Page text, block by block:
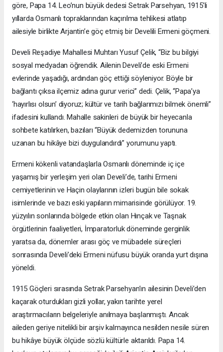
göre, Papa 14. Leo’nun büyük dedesi Setrak Parsehyan, 1915’li
yıllarda Osmanlı topraklarından kaçırılma tehlikesi atlatıp
ailesiyle birlikte Arjantin’e göç etmiş bir Develili Ermeni göçmeni.
Develi Reşadiye Mahallesi Muhtarı Yusuf Çelik, “Biz bu bilgiyi
sosyal medyadan öğrendik. Ailenin Develi’de eski Ermeni
evlerinde yaşadığı, ardından göç ettiği söyleniyor. Böyle bir
bağlantı çıksa ilçemiz adına gurur verici” dedi. Çelik, “Papa’ya
‘hayırlısı olsun’ diyoruz; kültür ve tarih bağlarımızı bilmek önemli”
ifadesini kullandı. Mahalle sakinleri de büyük bir heyecanla
sohbete katılırken, bazıları “Büyük dedemizden torununa
uzanan bu hikâye bizi duygulandırdı” yorumunu yaptı.
Ermeni kökenli vatandaşlarla Osmanlı döneminde iç içe
yaşamış bir yerleşim yeri olan Develi’de, tarihi Ermeni
cemiyetlerinin ve Haçin olaylarının izleri bugün bile sokak
isimlerinde ve bazı eski yapıların mimarisinde görülüyor. 19.
yüzyılın sonlarında bölgede etkin olan Hınçak ve Taşnak
örgütlerinin faaliyetleri, İmparatorluk döneminde gerginlik
yaratsa da, dönemler arası göç ve mübadele süreçleri
sonrasında Develi’deki Ermeni nüfusu büyük oranda yurt dışına
yöneldi.
1915 Göçleri sırasında Setrak Parsehyan’ın ailesinin Develi’den
kaçarak oturdukları gizli yollar, yakın tarihte yerel
araştırmacıların belgeleriyle anılmaya başlanmıştı. Ancak
aileden geriye nitelikli bir arşiv kalmayınca nesilden nesile süren
bu hikâye büyük ölçüde sözlü kültürle aktarıldı. Papa 14.